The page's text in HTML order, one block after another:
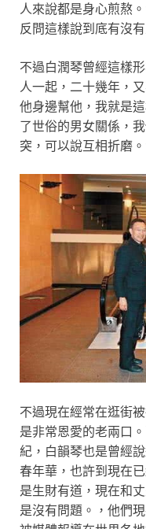
人來說都是身心煎熬
反問這樣說到底有沒
不過白潤琴曾經這樣
人一起，二十幾年，
他身邊幫他，我就是
了世俗的男女關係，
突，可以說互相折磨。
不過現在經常在逛街
是非常恩愛的老兩口
紀，白韻琴也是曾經
春年華，也許到現在
是生財有道，現在和
是沒有問題。，他們